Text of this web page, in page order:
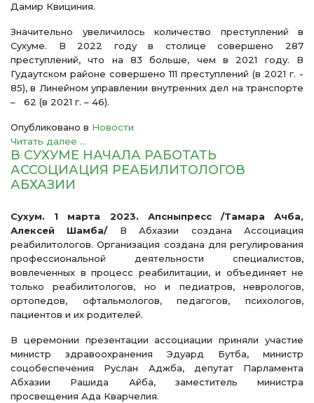
Дамир Квициния.
Значительно увеличилось количество преступлений в
Сухуме. В 2022 году в столице совершено 287
преступлений, что на 83 больше, чем в 2021 году. В
Гудаутском районе совершено 111 преступлений (в 2021 г. -
85), в Линейном управлении внутренних дел на транспорте
– 62 (в 2021 г. – 46).
Опубликовано в Новости
Читать далее ...
В СУХУМЕ НАЧАЛА РАБОТАТЬ
АССОЦИАЦИЯ РЕАБИЛИТОЛОГОВ
АБХАЗИИ
Сухум. 1 марта 2023. Апсныпресс /Тамара Ачба,
Алексей Шамба/В Абхазии создана Ассоциация
реабилитологов. Организация создана для регулирования
профессиональной деятельности специалистов,
вовлеченных в процесс реабилитации, и объединяет не
только реабилитологов, но и педиатров, неврологов,
ортопедов, офтальмологов, педагогов, психологов,
пациентов и их родителей.
В церемонии презентации ассоциации приняли участие
министр здравоохранения Эдуард Бутба, министр
соцобеспечения Руслан Аджба, депутат Парламента
Абхазии Рашида Айба, заместитель министра
просвещения Ада Кварчелия.